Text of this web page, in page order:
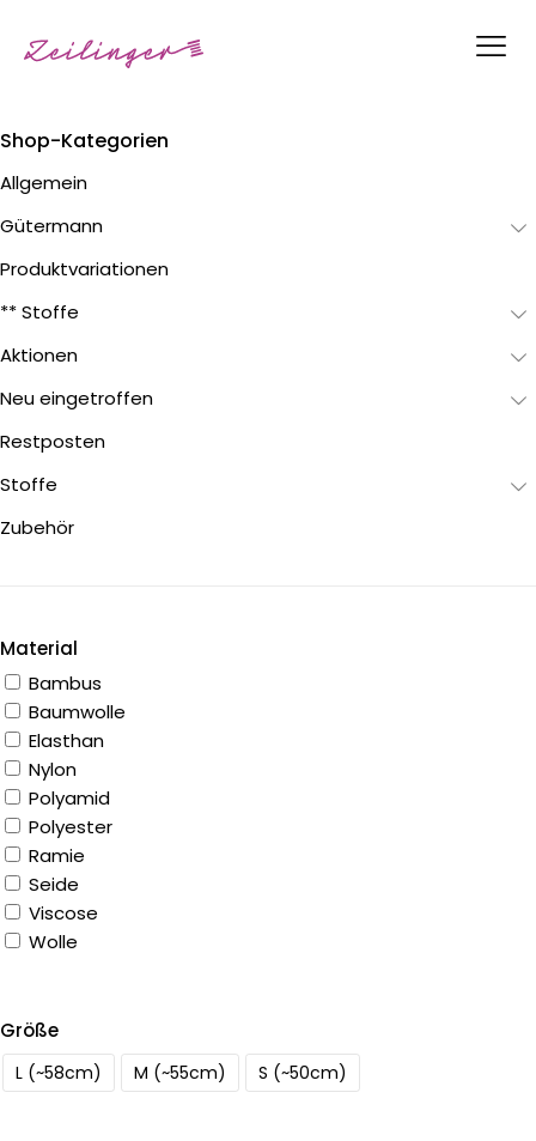
Shop-Kategorien
Allgemein
Gütermann
Produktvariationen
** Stoffe
Aktionen
Neu eingetroffen
Restposten
Stoffe
Zubehör
Material
Bambus
Baumwolle
Elasthan
Nylon
Polyamid
Polyester
Ramie
Seide
Viscose
Wolle
Größe
L (~58cm) M (~55cm) S (~50cm)